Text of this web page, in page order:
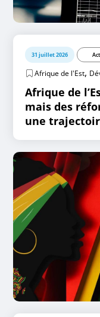
31 juillet 2026
Afrique de l'Est,
Afrique de
mais des
une